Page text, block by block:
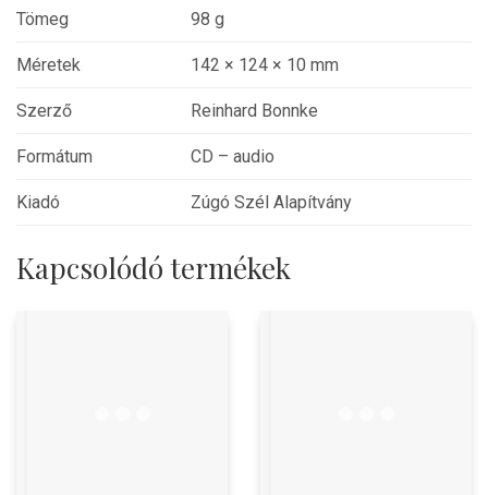
Tömeg 98 g
Méretek 142 × 124 × 10 mm
Szerző Reinhard Bonnke
Formátum CD – audio
Kiadó Zúgó Szél Alapítvány
Kapcsolódó termékek